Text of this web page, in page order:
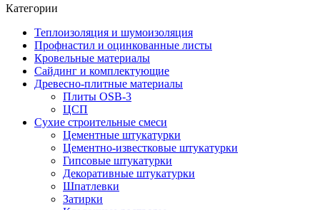
Категории
Теплоизоляция и шумоизоляция
Профнастил и оцинкованные листы
Кровельные материалы
Сайдинг и комплектующие
Древесно-плитные материалы
Плиты OSB-3
ЦСП
Сухие строительные смеси
Цементные штукатурки
Цементно-известковые штукатурки
Гипсовые штукатурки
Декоративные штукатурки
Шпатлевки
Затирки